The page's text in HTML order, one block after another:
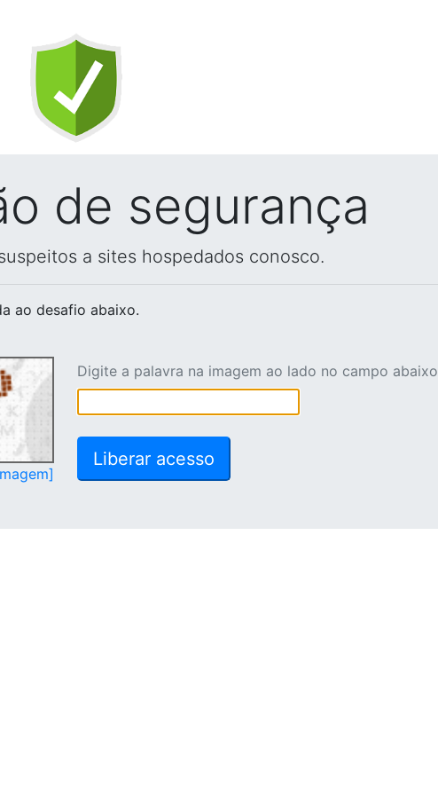
de segurança
a sites hospedados conosco.
ao desafio abaixo.
Digite a palavra na imagem ao lado no campo abaixo